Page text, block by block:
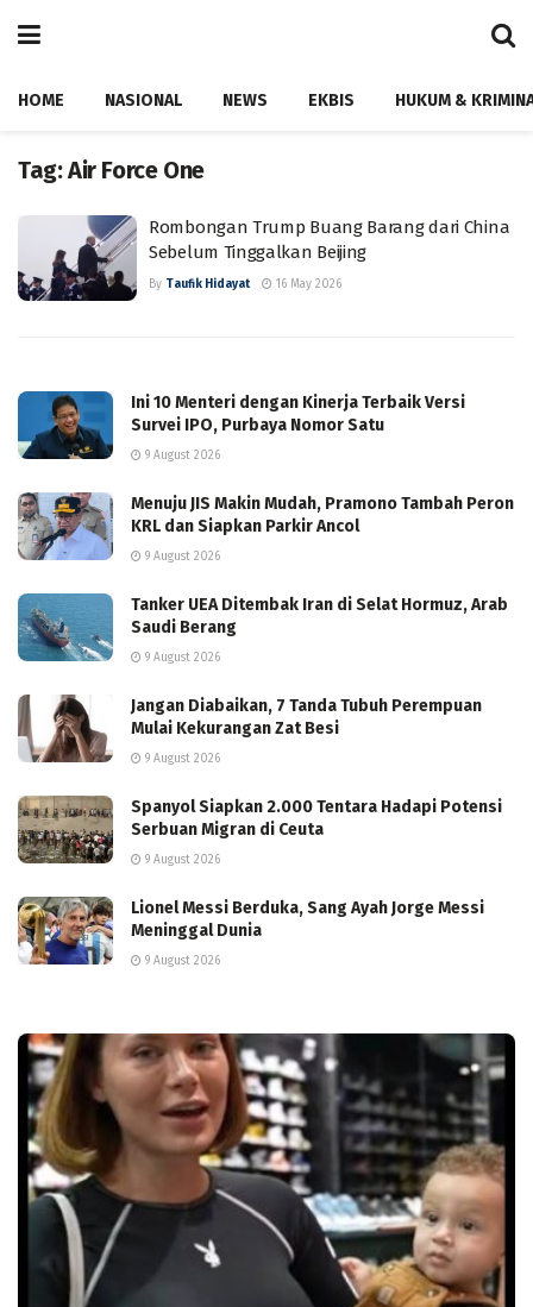
HOME NASIONAL NEWS EKBIS HUKUM &
Tag:Air Force One
Rombongan Trump Buang Barang dari China
Sebelum Tinggalkan Beijing
By Taufik Hidayat 16 May 2026
Ini 10 Menteri dengan Kinerja Terbaik Versi
Survei IPO, Purbaya Nomor Satu
9 August 2026
Menuju JIS Makin Mudah, Pramono Tambah Peron
KRL dan Siapkan Parkir Ancol
9 August 2026
Tanker UEA Ditembak Iran di Selat Hormuz, Arab
Saudi Berang
9 August 2026
Jangan Diabaikan, 7 Tanda Tubuh Perempuan
Mulai Kekurangan Zat Besi
9 August 2026
Spanyol Siapkan 2.000 Tentara Hadapi Potensi
Serbuan Migran di Ceuta
9 August 2026
Lionel Messi Berduka, Sang Ayah Jorge Messi
Meninggal Dunia
9 August 2026